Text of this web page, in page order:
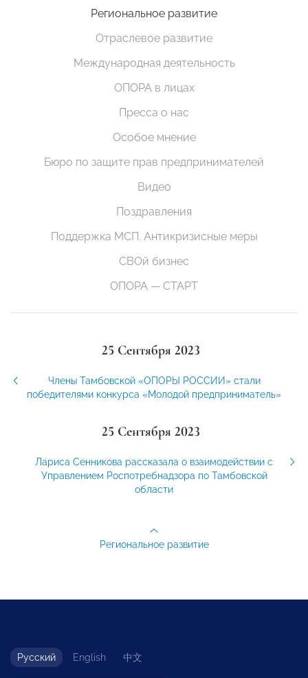
Региональное развитие
Отраслевое развитие
Международная деятельность
ОПОРА в лицах
Пресса о нас
Особое мнение
Бюро по защите прав предпринимателей
Видео
Поздравления
Поддержка МСП. Антикризисные меры
СВОй бизнес
ОПОРА — СТАРТ
25 Сентября 2023
Члены Тамбовской «ОПОРЫ РОССИИ» стали
победителями конкурса «Молодой предприниматель»
25 Сентября 2023
Лариса Сенникова рассказала о взаимодействии с
Управлением Роспотребнадзора по Тамбовской
области
Региональное развитие
Русский English 中文